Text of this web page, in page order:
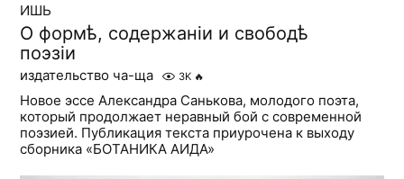
ИШЬ
О формѣ, содержаніи и свободѣ
поэзіи
издательство ча-ща 3K 🔥
Новое эссе Александра Санькова, молодого поэта,
который продолжает неравный бой с современной
поэзией. Публикация текста приурочена к выходу
сборника «БОТАНИКА АИДА»